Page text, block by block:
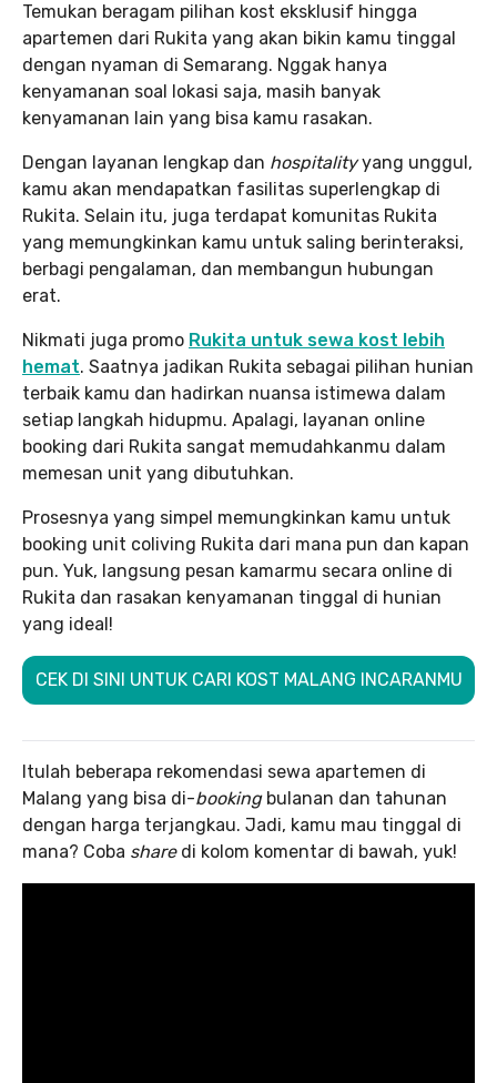
Temukan beragam pilihan kost eksklusif hingga
apartemen dari Rukita yang akan bikin kamu tinggal
dengan nyaman di Semarang. Nggak hanya
kenyamanan soal lokasi saja, masih banyak
kenyamanan lain yang bisa kamu rasakan.
Dengan layanan lengkap dan hospitalityyang unggul,
kamu akan mendapatkan fasilitas superlengkap di
Rukita. Selain itu, juga terdapat komunitas Rukita
yang memungkinkan kamu untuk saling berinteraksi,
berbagi pengalaman, dan membangun hubungan
erat.
Nikmati juga promo Rukita untuk sewa kost lebih
hemat. Saatnya jadikan Rukita sebagai pilihan hunian
terbaik kamu dan hadirkan nuansa istimewa dalam
setiap langkah hidupmu. Apalagi, layanan online
booking dari Rukita sangat memudahkanmu dalam
memesan unit yang dibutuhkan.
Prosesnya yang simpel memungkinkan kamu untuk
booking unit coliving Rukita dari mana pun dan kapan
pun. Yuk, langsung pesan kamarmu secara online di
Rukita dan rasakan kenyamanan tinggal di hunian
yang ideal!
CEK DI SINI UNTUK CARI KOST MALANG INCARANMU
Itulah beberapa rekomendasi sewa apartemen di
Malang yang bisa di-bookingbulanan dan tahunan
dengan harga terjangkau. Jadi, kamu mau tinggal di
mana? Coba sharedi kolom komentar di bawah, yuk!